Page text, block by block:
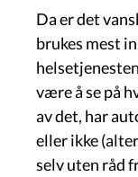
Da er det
brukes mest
være å se på
av det, har
eller ikke
selv uten råd